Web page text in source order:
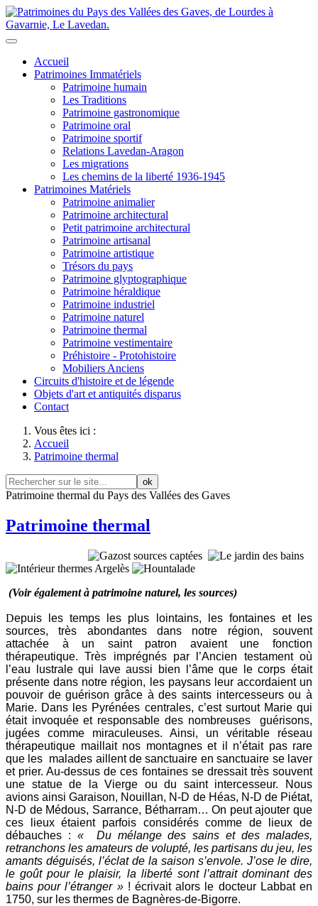
Accueil
Patrimoines Immatériels
Patrimoine humain
Les Traditions
Patrimoine gastronomique
Patrimoine oral
Patrimoine sportif
Relations Lavedan-Aragon
Les migrations
Les chemins de la liberté 1936-1945
Patrimoines Matériels
Patrimoine animalier
Patrimoine architectural
Petit patrimoine architectural
Patrimoine artisanal
Patrimoine artistique
Trésors du pays
Patrimoine glyptographique
Patrimoine héraldique
Patrimoine industriel
Patrimoine naturel
Patrimoine thermal
Patrimoine vestimentaire
Préhistoire - Protohistoire
Mobiliers Anciens
Circuits d'histoire et de légende
Objets d'art et antiquités disparus
Contact
Vous êtes ici :
Accueil
Patrimoine thermal
ok
Patrimoine thermal du Pays des Vallées des Gaves
Patrimoine thermal
(Voir également à patrimoine naturel, les sources)
Depuis les temps les plus lointains, les fontaines et les
sources, très abondantes dans notre région, souvent
attachée à un saint patron avaient une fonction
thérapeutique. Très imprégnés par l’Ancien testament où
l’eau lustrale qui lave aussi bien l’âme que le corps était
présente dans notre région, les paysans leur accordaient un
pouvoir de guérison grâce à des saints intercesseurs ou à
Marie. Dans les Pyrénées centrales, c’est surtout Marie qui
était invoquée et responsable des nombreuses guérisons,
jugées comme miraculeuses. Ainsi, un véritable réseau
thérapeutique maillait nos montagnes et il n’était pas rare
que les malades aillent de sanctuaire en sanctuaire se laver
et prier. Au-dessus de ces fontaines se dressait très souvent
une statue de la Vierge ou du saint intercesseur. Nous
avions ainsi Garaison, Nouillan, N-D de Héas, N-D de Piétat,
N-D de Médous, Sarrance, Bétharram… On peut ajouter que
ces lieux étaient parfois considérés comme de lieux de
débauches : « Du mélange des sains et des malades,
retranchons les amateurs de volupté, les partisans du jeu, les
amants déguisés, l’éclat de la saison s’envole. J’ose le dire,
le goût pour le plaisir, la liberté sont l’attrait dominant des
bains pour l’étranger »! écrivait alors le docteur Labbat en
1750, sur les thermes de Bagnères-de-Bigorre.